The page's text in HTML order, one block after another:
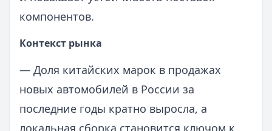
компонентов.
Контекст рынка
— Доля китайских марок в продажах
новых автомобилей в России за
последние годы кратно выросла, а
локальная сборка становится ключом к